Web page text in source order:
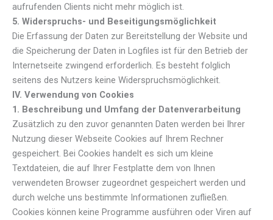
aufrufenden Clients nicht mehr möglich ist.
5. Widerspruchs- und Beseitigungsmöglichkeit
Die Erfassung der Daten zur Bereitstellung der Website und
die Speicherung der Daten in Logfiles ist für den Betrieb der
Internetseite zwingend erforderlich. Es besteht folglich
seitens des Nutzers keine Widerspruchsmöglichkeit.
IV. Verwendung von Cookies
1. Beschreibung und Umfang der Datenverarbeitung
Zusätzlich zu den zuvor genannten Daten werden bei Ihrer
Nutzung dieser Webseite Cookies auf Ihrem Rechner
gespeichert. Bei Cookies handelt es sich um kleine
Textdateien, die auf Ihrer Festplatte dem von Ihnen
verwendeten Browser zugeordnet gespeichert werden und
durch welche uns bestimmte Informationen zufließen.
Cookies können keine Programme ausführen oder Viren auf